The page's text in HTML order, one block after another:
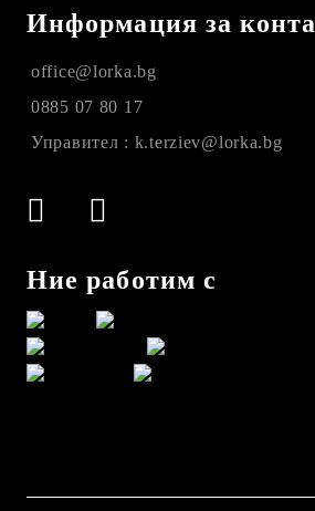
Информация за
office@lorka.bg
0885 07 80 17
Управител : k.terziev@lorka.bg
Ние работим с